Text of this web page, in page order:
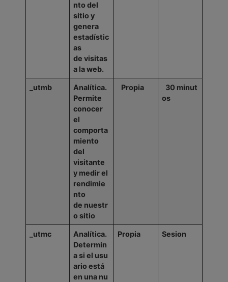
nto del
sitio y
genera
estadístic
as
de visitas
a la web.
_utmb
Analítica.
Permite
conocer
el
comporta
miento
del
visitante
y medir el
rendimie
nto
de nuestr
o sitio
Propia 30 minut
os
_utmc
Analítica.
Determin
asi el usu
ario está
en una nu
Propia Sesion